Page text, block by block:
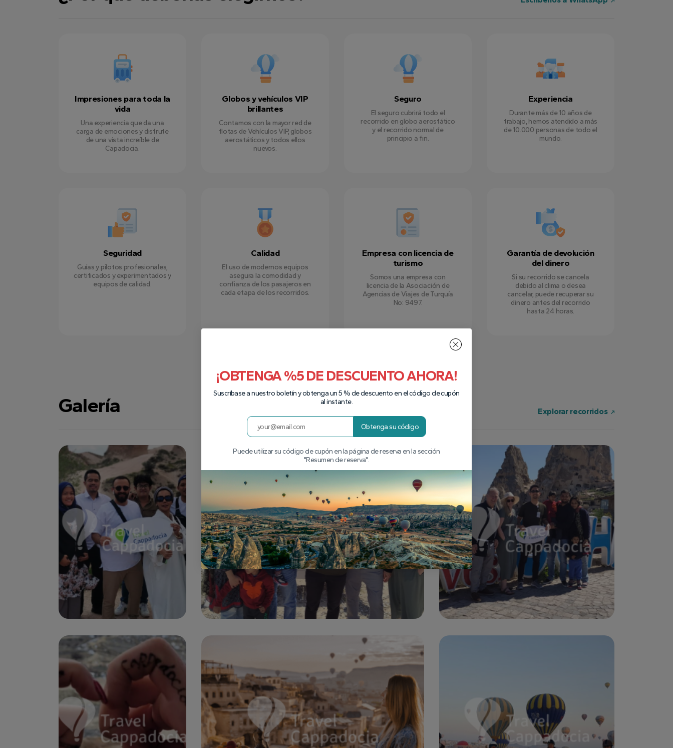
Impresiones para toda la
vida
Una experiencia que da una
carga de emociones y disfrute
de una vista increíble de
Capadocia.
Globos y vehículos VIP
brillantes
Contamos con la mayor red de
flotas de Vehículos VIP, globos
aerostáticos y todos ellos
nuevos.
Seguro
El seguro cubrirá todo el
recorrido en globo aerostático
y el recorrido normal de
principio a fin.
Experiencia
Durante más de 10 años de
trabajo, hemos atendido a más
de 10.000 personas de todo el
mundo.
Seguridad
Guías y pilotos profesionales,
certificados y experimentados y
equipos de calidad.
Calidad
El uso de modernos equipos
asegura la comodidad y
confianza de los pasajeros en
cada etapa de los recorridos.
Empresa con licencia de
turismo
Somos una empresa con
licencia de la Asociación de
Agencias de Viajes de Turquía
No: 9497.
Garantía de devolución
del dinero
Si su recorrido se cancela
debido al clima o desea
cancelar, puede recuperar su
dinero antes del recorrido
hasta 24 horas.
Galería Explorar recorridos
¡OBTENGA %5 DE DESCUENTO AHORA!
Suscríbase a nuestro boletín y obtenga un 5 % de descuento en el código de cupón
al instante.
Obtenga su código
Puede utilizar su código de cupón en la página de reserva en la sección
"Resumen de reserva".